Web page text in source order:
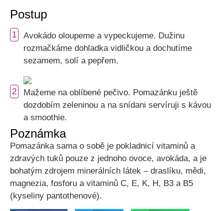
Postup
1
Avokádo oloupeme a vypeckujeme. Dužinu
rozmačkáme dohladka vidličkou a dochutíme
sezamem, solí a pepřem.
2
Mažeme na oblíbené pečivo. Pomazánku ještě
dozdobím zeleninou a na snídani servíruji s kávou
a smoothie.
Poznámka
Pomazánka sama o sobě je pokladnicí vitaminů a
zdravých tuků pouze z jednoho ovoce, avokáda, a je
bohatým zdrojem minerálních látek – draslíku, mědi,
magnezia, fosforu a vitaminů C, E, K, H, B3 a B5
(kyseliny pantothenové).